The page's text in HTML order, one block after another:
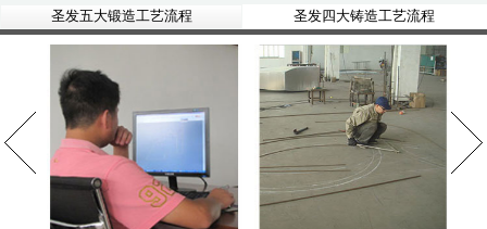
圣发五大锻造工艺流程 圣发四大铸造工艺流程